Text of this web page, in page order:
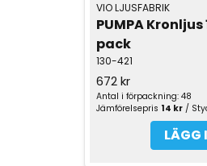
VIO LJUSFABRIK
PUMPA Kronljus
pack
130-421
672 kr
Antal i förpackning: 48
Jämförelsepris 14 kr /
LÄGG